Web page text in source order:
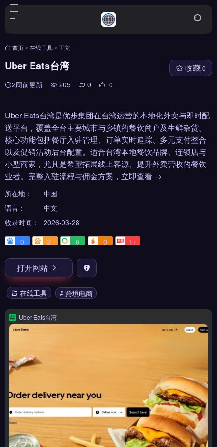
首页 • 在线工具 • 正文
Uber Eats台湾
2周前更新 205 0 0
收藏 0
Uber Eats台湾是优步集团在台湾运营的本地化外卖与即时配
送平台，覆盖全台主要城市与乡镇的餐饮商户及生鲜杂货。
核心功能包括餐厅入驻管理、订单实时追踪、多元支付整合
以及促销活动后台配置。适合台湾本地餐饮品牌、连锁店与
小型商家，尤其是希望拓展线上客源、提升外卖营收的餐饮
业者。完整入驻流程与佣金方案，立即查看 →
所在地：
中国
语言：
中文
收录时间：
2026-03-28
0
3- 0 0 1+
打开网站
在线工具 # 跨境电商
Uber Eats台湾